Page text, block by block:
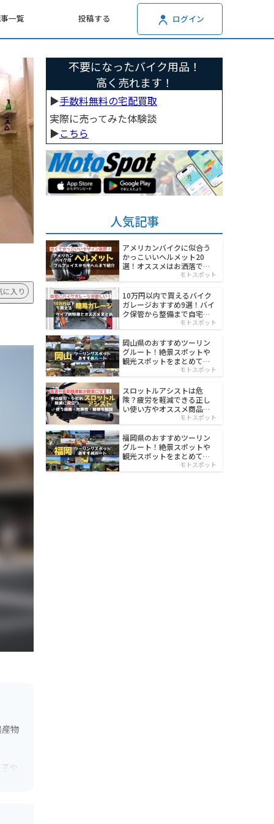
一覧 投稿する ログイン
に入り
物
や
不要になったバイク用品！
高く売れます！
▶︎手数料無料の宅配買取
実際に売ってみた体験談
▶︎こちら
人気記事
アメリカンバイクに似合う
かっこいいヘルメット20
選！オススメはお洒落でワ
モトスポット
10万円以内で買えるバイク
ガレージおすすめ9選！バイ
ク保管から整備まで自宅で
モトスポット
岡山県のおすすめツーリン
グルート！絶景スポットや
観光スポットをまとめて紹
モトスポット
スロットルアシストは危
険？疲労を軽減できる正し
い使い方やオススメ商品を
モトスポット
福岡県のおすすめツーリン
グルート！絶景スポットや
観光スポットをまとめて紹
モトスポット